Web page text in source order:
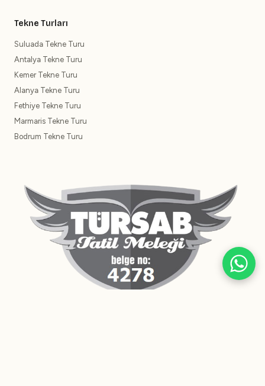
Tekne Turları
Suluada Tekne Turu
Antalya Tekne Turu
Kemer Tekne Turu
Alanya Tekne Turu
Fethiye Tekne Turu
Marmaris Tekne Turu
Bodrum Tekne Turu